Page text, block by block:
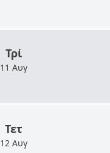
Τρί
11 Αυγ
Τετ
12 Αυγ